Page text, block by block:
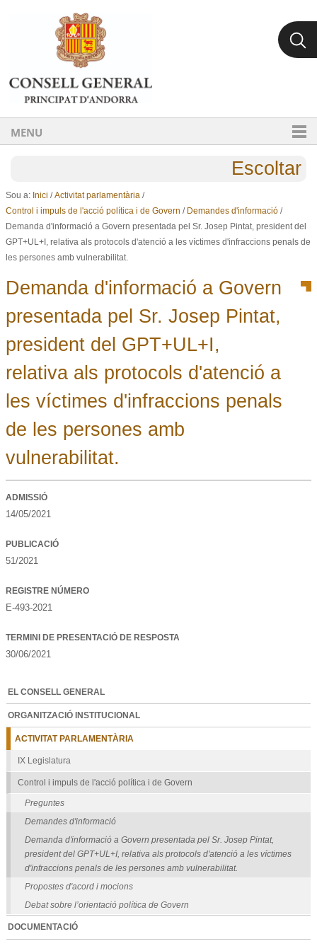
Ves al contingut.
Salta a la navegació
MENU
Escoltar
Sou a: Inici /Activitat parlamentària /
Control i impuls de l'acció política i de Govern / Demandes d'informació /
Demanda d'informació a Govern presentada pel Sr. Josep Pintat, president del
GPT+UL+I, relativa als protocols d'atenció a les víctimes d'infraccions penals de
les persones amb vulnerabilitat.
Demanda d'informació a Govern
presentada pel Sr. Josep Pintat,
president del GPT+UL+I,
relativa als protocols d'atenció a
les víctimes d'infraccions penals
de les persones amb
vulnerabilitat.
ADMISSIÓ
14/05/2021
PUBLICACIÓ
51/2021
REGISTRE NÚMERO
E-493-2021
TERMINI DE PRESENTACIÓ DE RESPOSTA
30/06/2021
EL CONSELL GENERAL
ORGANITZACIÓ INSTITUCIONAL
ACTIVITAT PARLAMENTÀRIA
IX Legislatura
Control i impuls de l'acció política i de Govern
Preguntes
Demandes d'informació
Demanda d'informació a Govern presentada pel Sr. Josep Pintat,
president del GPT+UL+I, relativa als protocols d'atenció a les víctimes
d'infraccions penals de les persones amb vulnerabilitat.
Propostes d'acord i mocions
Debat sobre l’orientació política de Govern
DOCUMENTACIÓ